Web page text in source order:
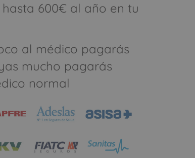
600€ al año en tu
al médico pagarás
mucho pagarás
normal